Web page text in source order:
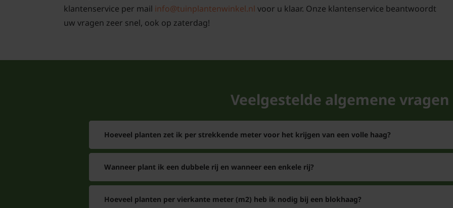
Ilex crenata
breedte dan in de
september met een
verbranding van de
in het voorjaar
klantenservice per mail info@tuinplantenwinkel.nl voor u klaar. Onze klantenservice beantwoordt
uw vragen zeer snel, ook op zaterdag!
Veelgestelde algemene vragen
Hoeveel planten zet ik per strekkende meter voor het krijgen van een volle haag?
Wanneer plant ik een dubbele rij en wanneer een enkele rij?
Hoeveel planten per vierkante meter (m2) heb ik nodig bij een blokhaag?